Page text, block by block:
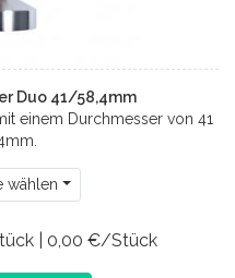
Duo 41/58,4mm
einem Durchmesser von 41
wählen
| 0,00 €/Stück